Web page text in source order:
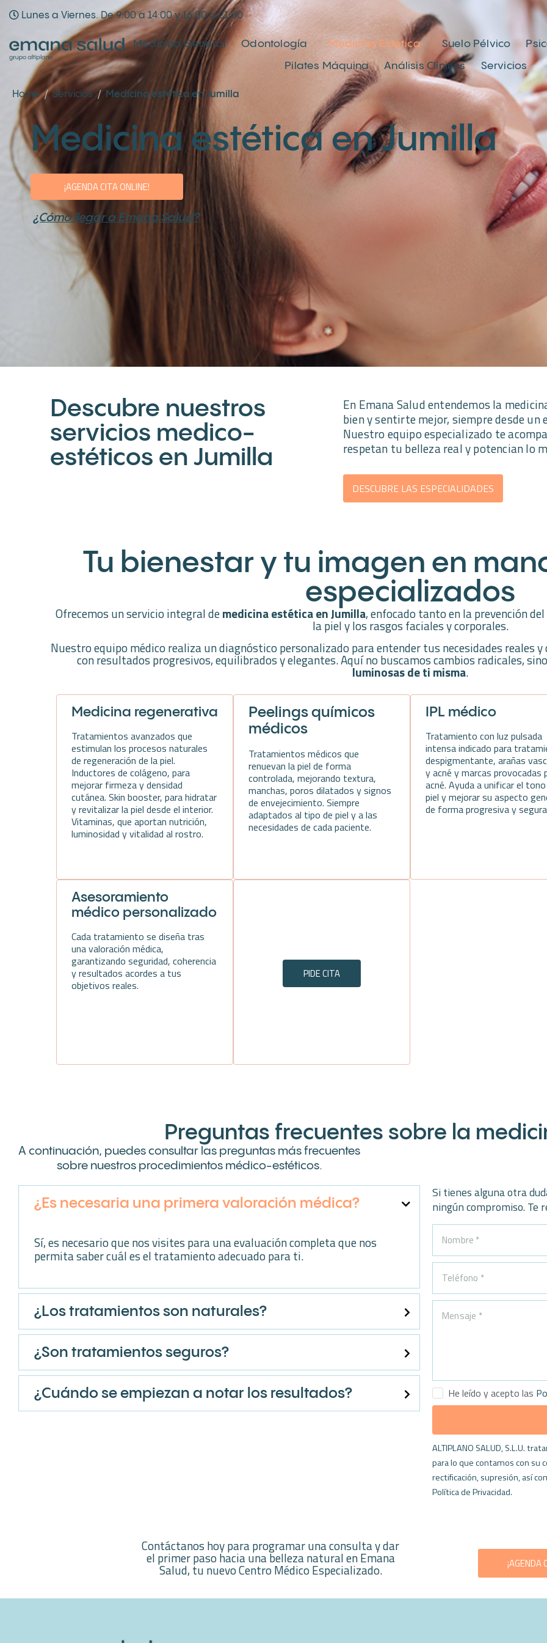
Lunes a Viernes. De 9:00 a 14:00 y 16:00 a 21:00
Medicina General Odontología Medicina Estética Suelo Pélvico
Pilates Máquina
Análisis Clínicos Servicios
Home Servicios Medicina estética en Jumilla
Medicina estética en Jumilla
¿Cómo llegar a Emana Salud?
¡AGENDA CITA ONLINE!
Descubre nuestros
servicios medico-
estéticos en Jumilla
En Emana Salud entendemos la
bien y sentirte mejor, siempre desde
Nuestro equipo especializado te
respetan tu belleza real y potencian lo
DESCUBRE LAS ESPECIALIDADES
Tu bienestar y tu imagen en
especializados
Ofrecemos un servicio integral demedicina estética en Jumilla, enfocado tanto en la prevención
la piel y los rasgos faciales y corporales.
Nuestro equipo médico realiza un diagnóstico personalizado para entender tus necesidades reales
con resultados progresivos, equilibrados y elegantes. Aquí no buscamos cambios radicales, sino
luminosas de ti misma.
Medicina regenerativa
Tratamientos avanzados que
estimulan los procesos naturales
de regeneración de la piel.
Inductores de colágeno, para
mejorar firmeza y densidad
cutánea. Skin booster, para hidratar
y revitalizar la piel desde el interior.
Vitaminas, que aportan nutrición,
luminosidad y vitalidad al rostro.
Peelings químicos
médicos
Tratamientos médicos que
renuevan la piel de forma
controlada, mejorando textura,
manchas, poros dilatados y signos
de envejecimiento. Siempre
adaptados al tipo de piel y a las
necesidades de cada paciente.
IPL médico
Tratamiento con luz pulsada
intensa indicado para
despigmentante, arañas
y acné y marcas provocadas
acné. Ayuda a unificar el
piel y mejorar su aspecto
de forma progresiva y
Asesoramiento
médico personalizado
Cada tratamiento se diseña tras
una valoración médica,
garantizando seguridad, coherencia
y resultados acordes a tus
objetivos reales.
PIDE CITA
Preguntas frecuentes sobre la
A continuación, puedes consultar las preguntas más frecuentes
sobre nuestros procedimientos médico-estéticos.
¿Es necesaria una primera valoración médica?
Sí, es necesario que nos visites para una evaluación completa que nos
permita saber cuál es el tratamiento adecuado para ti.
¿Los tratamientos son naturales?
¿Son tratamientos seguros?
¿Cuándo se empiezan a notar los resultados?
Si tienes alguna otra
ningún compromiso. Te
He leído y acepto las
ALTIPLANO SALUD, S.L.U.
para lo que contamos con su
rectificación, supresión, así
Política de Privacidad.
Contáctanos hoy para programar una consulta y dar
el primer paso hacia una belleza natural en Emana
Salud, tu nuevo Centro Médico Especializado. ¡AGENDA